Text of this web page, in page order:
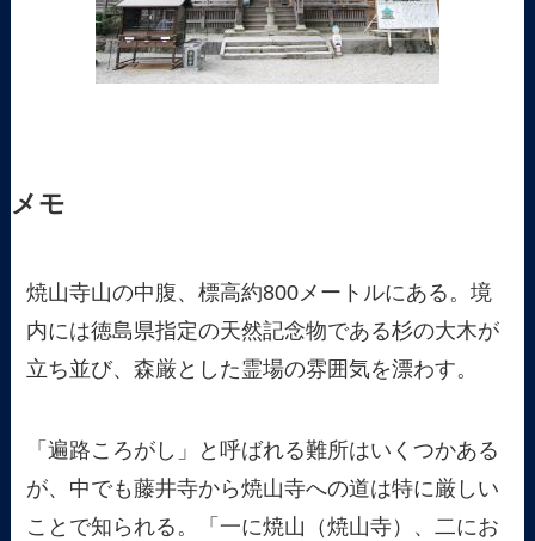
メモ
焼山寺山の中腹、標高約800メートルにある。境
内には徳島県指定の天然記念物である杉の大木が
立ち並び、森厳とした霊場の雰囲気を漂わす。
「遍路ころがし」と呼ばれる難所はいくつかある
が、中でも藤井寺から焼山寺への道は特に厳しい
ことで知られる。「一に焼山（焼山寺）、二にお